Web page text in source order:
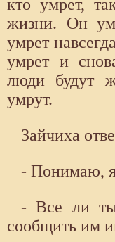
кто умрет,
жизни. Он
умрет
умрет и
люди будут
умрут.
Зайчиха
- Понимаю, я
- Все ли
сообщить им